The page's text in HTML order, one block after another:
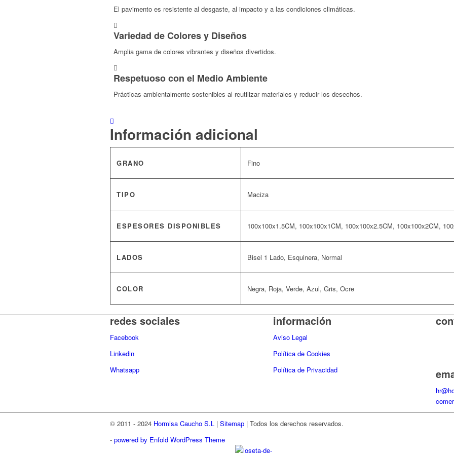
El pavimento es resistente al desgaste, al impacto y a las condiciones climáticas.
Variedad de Colores y Diseños
Amplia gama de colores vibrantes y diseños divertidos.
Respetuoso con el Medio Ambiente
Prácticas ambientalmente sostenibles al reutilizar materiales y reducir los desechos.
Información adicional
GRANO Fino
TIPO Maciza
ESPESORES DISPONIBLES 100x100x1.5CM, 100x100x1CM, 100x100x2.5CM, 100x100x2CM,
LADOS Bisel 1 Lado, Esquinera, Normal
COLOR Negra, Roja, Verde, Azul, Gris, Ocre
redes sociales
Facebook
Linkedin
Whatsapp
información
Aviso Legal
Política de Cookies
Política de Privacidad
© 2011 - 2024 Hormisa Caucho S.L | Sitemap | Todos los derechos reservados.
- powered by Enfold WordPress Theme